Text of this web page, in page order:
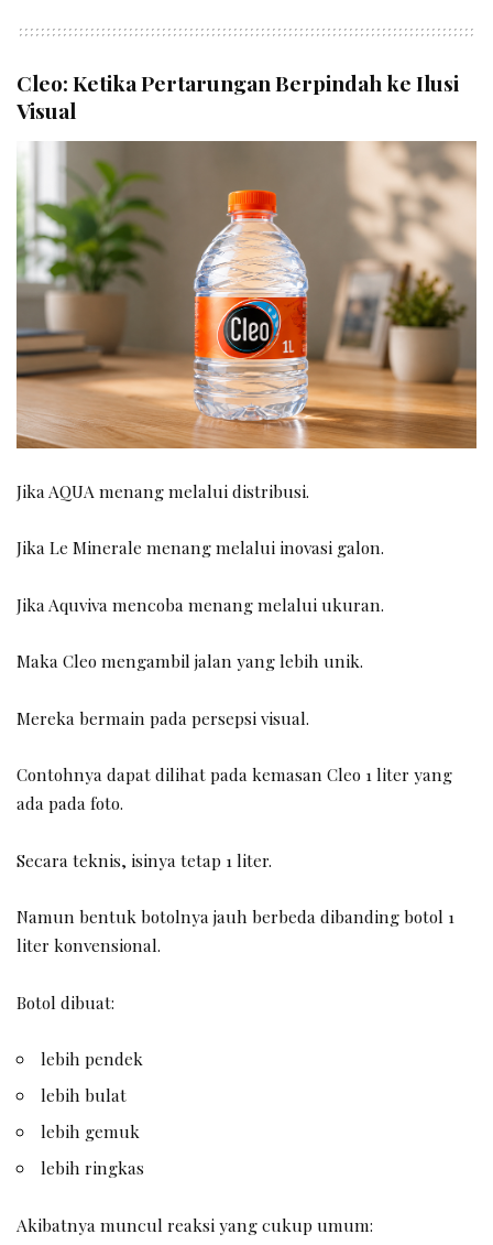
Cleo: Ketika Pertarungan Berpindah ke Ilusi
Visual
Jika AQUA menang melalui distribusi.
Jika Le Minerale menang melalui inovasi galon.
Jika Aquviva mencoba menang melalui ukuran.
Maka Cleo mengambil jalan yang lebih unik.
Mereka bermain pada persepsi visual.
Contohnya dapat dilihat pada kemasan Cleo 1 liter yang
ada pada foto.
Secara teknis, isinya tetap 1 liter.
Namun bentuk botolnya jauh berbeda dibanding botol 1
liter konvensional.
Botol dibuat:
lebih pendek
lebih bulat
lebih gemuk
lebih ringkas
Akibatnya muncul reaksi yang cukup umum: